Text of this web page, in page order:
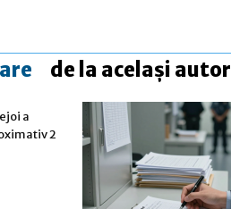
de la același autor
a
2